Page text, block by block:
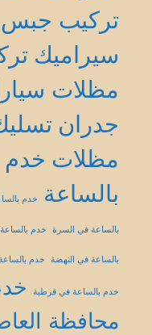
تركيب جبس
سيراميك
مظلات
جدران
مظلات خدم
بالساعة
خدم
بالساعة في السرة خدم بالساعة
بالساعة في النهضة خدم
خدم بالساعة في قرطبة
محافظة